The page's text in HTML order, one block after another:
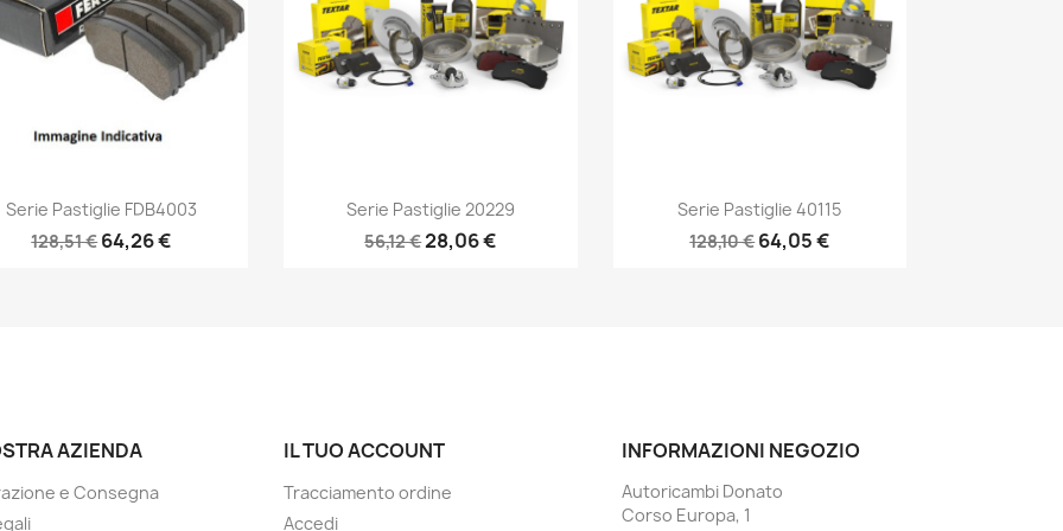
Anteprima
Serie Pastiglie FDB4003
128,51 €64,26 €
Anteprima
Serie Pastiglie 20229
56,12 €28,06 €
 Anteprima
Serie Pastiglie 40115
128,10 €64,05 €
AZIENDA
e Consegna
IL TUO ACCOUNT
Tracciamento ordine
Accedi
INFORMAZIONI NEGOZIO
Autoricambi Donato
Corso Europa, 1